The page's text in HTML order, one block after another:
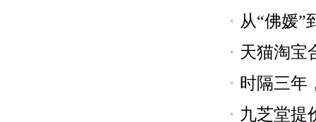
从“佛媛”
天猫淘宝
时隔三年
九芝堂提